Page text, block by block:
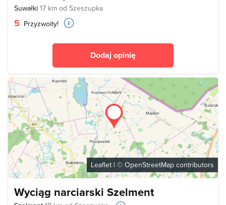
Suwałki 17 km od Szeszupka
5 Przyzwoity!
Dodaj opinię
Leaflet | © OpenStreetMap contributors
Wyciąg narciarski Szelment